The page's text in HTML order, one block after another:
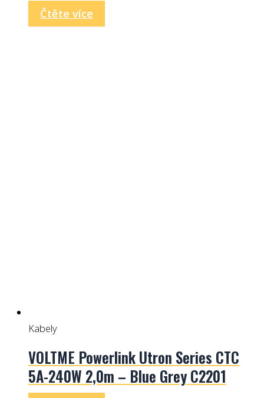
Čtěte více
Kabely
VOLTME Powerlink Utron Series CTC
5A-240W 2,0m – Blue Grey C2201